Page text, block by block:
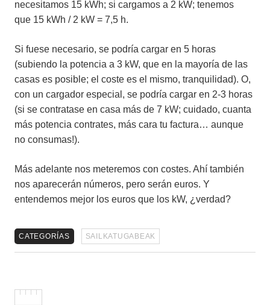
necesitamos 15 kWh; si cargamos a 2 kW; tenemos
que 15 kWh / 2 kW = 7,5 h.
Si fuese necesario, se podría cargar en 5 horas
(subiendo la potencia a 3 kW, que en la mayoría de las
casas es posible; el coste es el mismo, tranquilidad). O,
con un cargador especial, se podría cargar en 2-3 horas
(si se contratase en casa más de 7 kW; cuidado, cuanta
más potencia contrates, más cara tu factura… aunque
no consumas!).
Más adelante nos meteremos con costes. Ahí también
nos aparecerán números, pero serán euros. Y
entendemos mejor los euros que los kW, ¿verdad?
CATEGORÍAS SAILKATUGABEAK